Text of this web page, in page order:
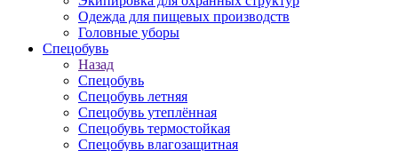
Одежда для пищевых производств
Головные уборы
Спецобувь
Назад
Спецобувь
Спецобувь летняя
Спецобувь утеплённая
Спецобувь термостойкая
Спецобувь влагозащитная